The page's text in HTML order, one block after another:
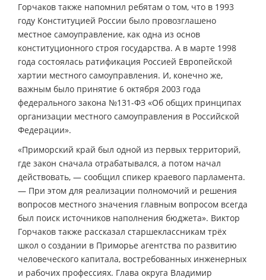
Горчаков также напомнил ребятам о том, что в 1993
году Конституцией России было провозглашено
местное самоуправление, как одна из основ
конституционного строя государства. А в марте 1998
года состоялась ратификация Россией Европейской
хартии местного самоуправления. И, конечно же,
важным было принятие 6 октября 2003 года
федерального закона №131-ФЗ «Об общих принципах
организации местного самоуправления в Российской
Федерации».
«Приморский край был одной из первых территорий,
где закон сначала отрабатывался, а потом начал
действовать, — сообщил спикер краевого парламента.
— При этом для реализации полномочий и решения
вопросов местного значения главным вопросом всегда
был поиск источников наполнения бюджета». Виктор
Горчаков также рассказал старшеклассникам трёх
школ о создании в Приморье агентства по развитию
человеческого капитала, востребованных инженерных
и рабочих профессиях. Глава округа Владимир